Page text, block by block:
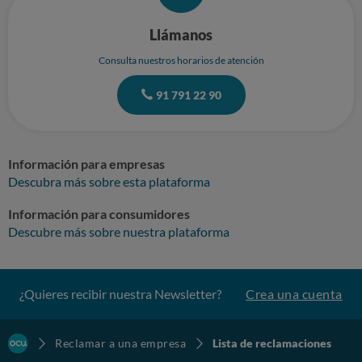
Llámanos
Consulta nuestros horarios de atención
91 791 22 90
Información para empresas
Descubra más sobre esta plataforma
Información para consumidores
Descubre más sobre nuestra plataforma
¿Quieres recibir nuestra Newsletter? Crea una cuenta
Reclamar a una empresa
Lista de reclamaciones